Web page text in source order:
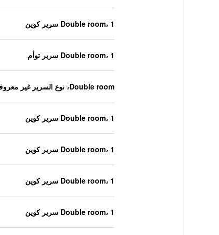
Double room، 1 سرير كوين
Double room، 1 سرير توأم
Double room، نوع السرير غير معروف
Double room، 1 سرير كوين
Double room، 1 سرير كوين
Double room، 1 سرير كوين
Double room، 1 سرير كوين